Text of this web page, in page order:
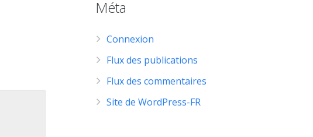
Méta
Connexion
Flux des publications
Flux des commentaires
Site de WordPress-FR